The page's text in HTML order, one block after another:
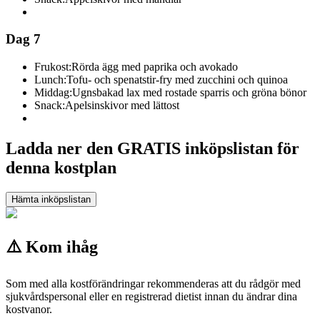
Dag 7
Frukost:Rörda ägg med paprika och avokado
Lunch:Tofu- och spenatstir-fry med zucchini och quinoa
Middag:Ugnsbakad lax med rostade sparris och gröna bönor
Snack:Apelsinskivor med lättost
Ladda ner den GRATIS inköpslistan för
denna kostplan
Hämta inköpslistan
⚠️ Kom ihåg
Som med alla kostförändringar rekommenderas att du rådgör med
sjukvårdspersonal eller en registrerad dietist innan du ändrar dina
kostvanor.